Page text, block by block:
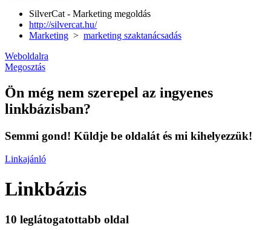
SilverCat - Marketing megoldás
http://silvercat.hu/
Marketing > marketing szaktanácsadás
Weboldalra
Megosztás
Ön még nem szerepel az ingyenes
linkbázisban?
Semmi gond! Küldje be oldalát és mi kihelyezzük!
Linkajánló
Linkbázis
10 leglátogatottabb oldal